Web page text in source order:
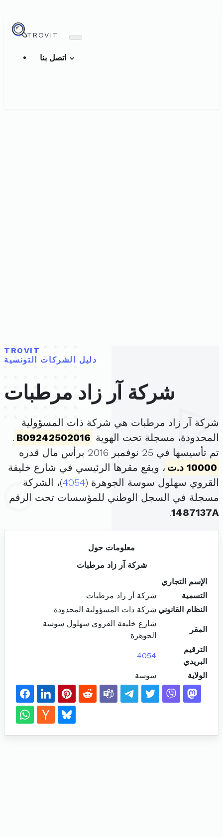
TROVIT
TROVIT
دليل الشركات التونسية
شركة آر زاد مرطبات
شركة آر زاد مرطبات هي شركة ذات المسؤولية
المحدودة، مسجلة تحت الهوية B09242502016
.
تم تأسيسها في 25 نوفمبر 2016 برأس مال قدره
10000 د.ت
، ويقع مقرها الرئيسي في شارع خليفة
القروي سهلول سوسة الجوهرة (4054)، الشركة
مسجلة في السجل الوطني للمؤسسات تحت الرقم
1487137A
.
معلومات حول
شركة آر زاد مرطبات
الإسم التجاري
التسمية
شركة آر زاد مرطبات
النظام القانوني شركة ذات المسؤولية المحدودة
المقر
شارع خليفة القروي سهلول سوسة
الجوهرة
الترقيم
البريدي
4054
الولاية سوسة